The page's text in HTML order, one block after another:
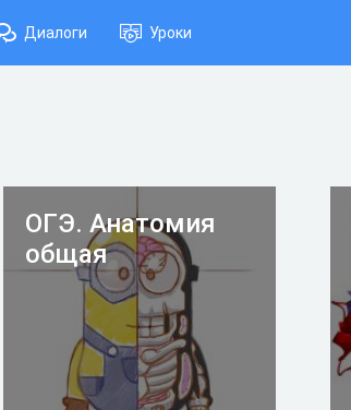
Диалоги Уроки
ОГЭ. Анатомия
общая